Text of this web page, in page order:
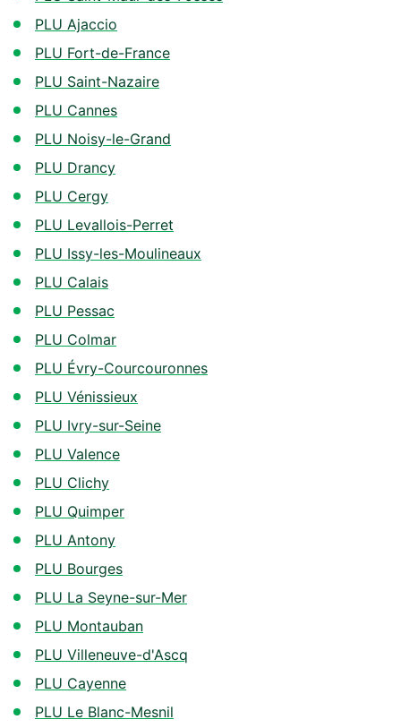
PLU Ajaccio
PLU Fort-de-France
PLU Saint-Nazaire
PLU Cannes
PLU Noisy-le-Grand
PLU Drancy
PLU Cergy
PLU Levallois-Perret
PLU Issy-les-Moulineaux
PLU Calais
PLU Pessac
PLU Colmar
PLU Évry-Courcouronnes
PLU Vénissieux
PLU Ivry-sur-Seine
PLU Valence
PLU Clichy
PLU Quimper
PLU Antony
PLU Bourges
PLU La Seyne-sur-Mer
PLU Montauban
PLU Villeneuve-d'Ascq
PLU Cayenne
PLU Le Blanc-Mesnil